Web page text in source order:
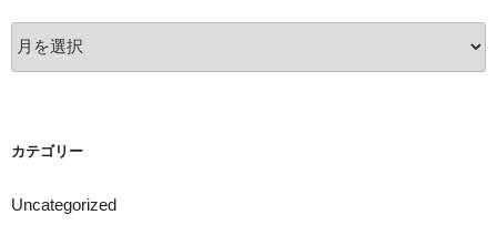
ー
カテゴリー
Uncategorized